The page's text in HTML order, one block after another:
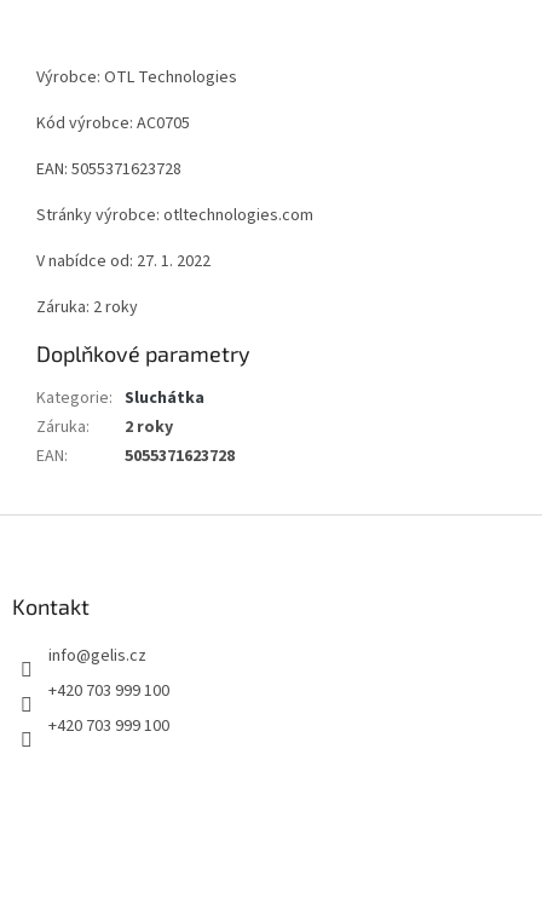
Výrobce: OTL Technologies
Kód výrobce: AC0705
EAN: 5055371623728
Stránky výrobce: otltechnologies.com
V nabídce od: 27. 1. 2022
Záruka: 2 roky
Doplňkové parametry
Kategorie: Sluchátka
Záruka:
2 roky
EAN: 5055371623728
Kontakt
info@gelis.cz
+420 703 999 100
+420 703 999 100